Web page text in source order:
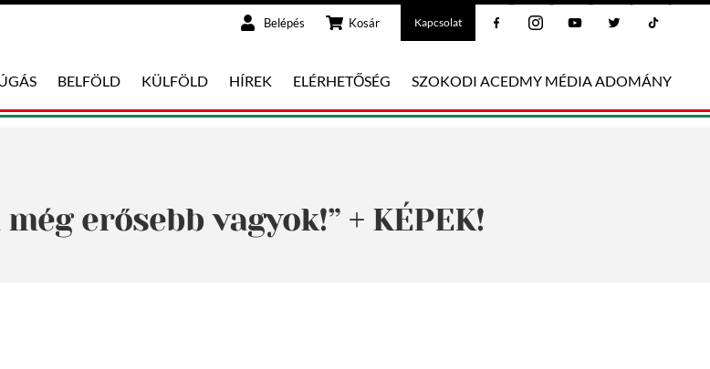
Belépés Kosár Kapcsolat
BELFÖLD KÜLFÖLD HÍREK ELÉRHETŐSÉG SZOKODI ACEDMY MÉDIA ADOMÁNY
erősebb vagyok!” + KÉPEK!